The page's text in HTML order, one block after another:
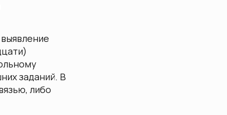
заданий. В
либо